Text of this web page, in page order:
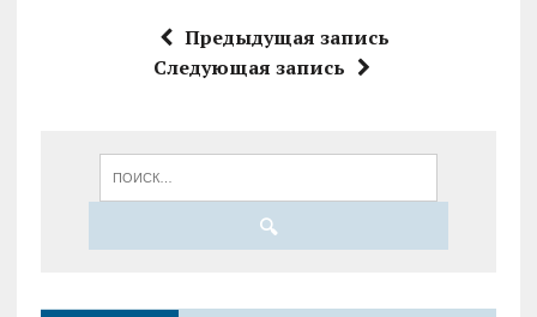
Предыдущая запись
Следующая запись